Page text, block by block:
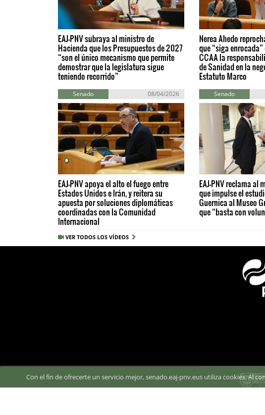
EAJ-PNV subraya al ministro de
Hacienda que los Presupuestos de 2027
“son el único mecanismo que permite
demostrar que la legislatura sigue
teniendo recorrido”
Nerea Ahedo
que “siga
CCAA la
de Sanidad en la
Estatuto Marco
Senado 08/04/2026
EAJ-PNV apoya el alto el fuego entre
Estados Unidos e Irán, y reitera su
apuesta por soluciones diplomáticas
coordinadas con la Comunidad
Internacional
Senado
EAJ-PNV reclama al
que impulse el
Guernica al Museo
que “basta con
VER TODOS LOS VÍDEOS
Con el fin de ofrecerte un servicio mejor, senado.eaj-pnv.eus utiliza cookies. Al